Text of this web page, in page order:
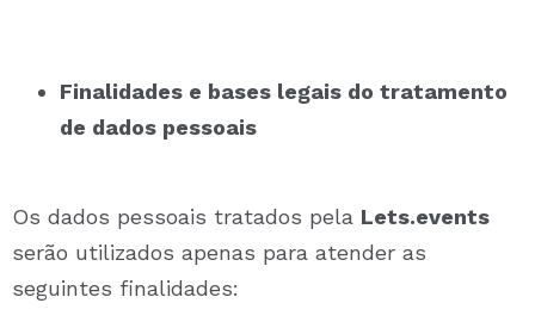
Finalidades e bases legais do tratamento
de dados pessoais
Os dados pessoais tratados pela Lets.events
serão utilizados apenas para atender as
seguintes finalidades: